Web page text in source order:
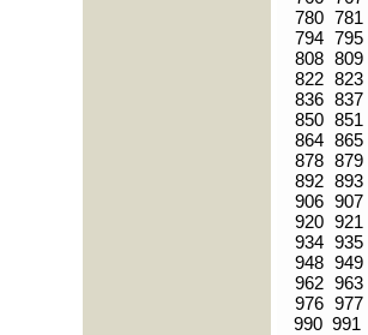
780 781
794 795
808 809
822 823
836 837
850 851
864 865
878 879
892 893
906 907
920 921
934 935
948 949
962 963
976 977
990 991